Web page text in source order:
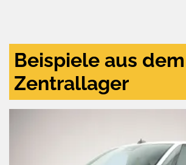
Beispiele aus dem
Zentrallager